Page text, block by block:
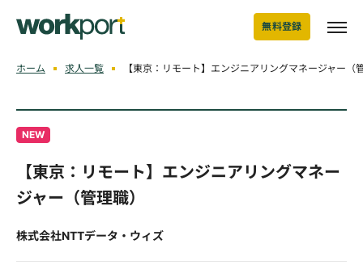
無料登録
ホーム 求人一覧 【東京：リモート】エンジニアリングマネージャー
NEW
【東京：リモート】エンジニアリングマネー
ジャー（管理職）
株式会社NTTデータ・ウィズ